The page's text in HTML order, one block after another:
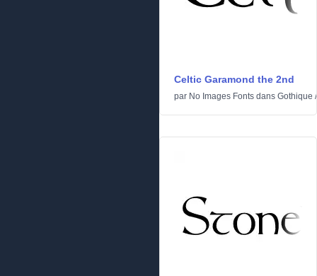
Celtic Garamond the 2nd
par No Images Fonts dans Gothique